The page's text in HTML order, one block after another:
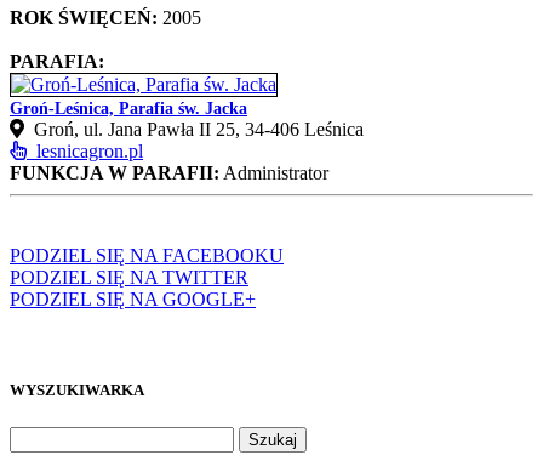
ROK ŚWIĘCEŃ: 2005
PARAFIA:
Groń-Leśnica, Parafia św. Jacka
Groń, ul. Jana Pawła II 25, 34‑406 Leśnica
lesnicagron.pl
FUNKCJA W PARAFII: Administrator
PODZIEL SIĘ NA FACEBOOKU
PODZIEL SIĘ NA TWITTER
PODZIEL SIĘ NA GOOGLE+
WYSZUKIWARKA